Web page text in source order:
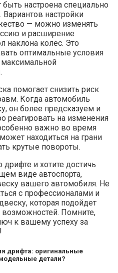
настроена специально
настройки
— можно изменять
и расширение
наклона колес. Это
оптимальные условия
максимальной
помогает снизить риск
Когда автомобиль
он более предсказуем и
реагировать на изменения
важно во время
находиться на грани
крутые повороты.
и хотите достичь
виде автоспорта,
вашего автомобиля. Не
с профессионалами и
которая подойдет
Помните,
к вашему успеху за
дрифта: оригинальные
детали?